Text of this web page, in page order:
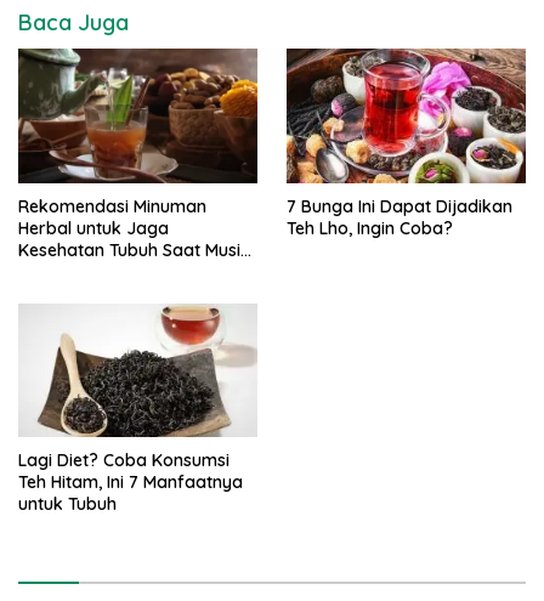
Baca Juga
Rekomendasi Minuman
Herbal untuk Jaga
Kesehatan Tubuh Saat Musim
7 Bunga Ini Dapat Dijadikan
Teh Lho, Ingin Coba?
Lagi Diet? Coba Konsumsi
Teh Hitam, Ini 7 Manfaatnya
untuk Tubuh